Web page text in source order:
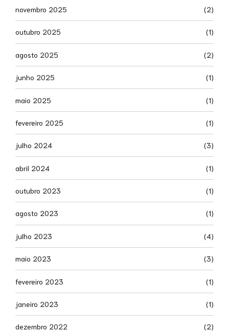
novembro 2025 (2)
outubro 2025 (1)
agosto 2025 (2)
junho 2025 (1)
maio 2025 (1)
fevereiro 2025 (1)
julho 2024 (3)
abril 2024 (1)
outubro 2023 (1)
agosto 2023 (1)
julho 2023 (4)
maio 2023 (3)
fevereiro 2023 (1)
janeiro 2023 (1)
dezembro 2022 (2)